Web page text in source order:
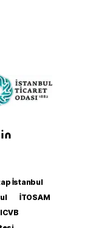
İstanbul
İTOSAM
ICVB